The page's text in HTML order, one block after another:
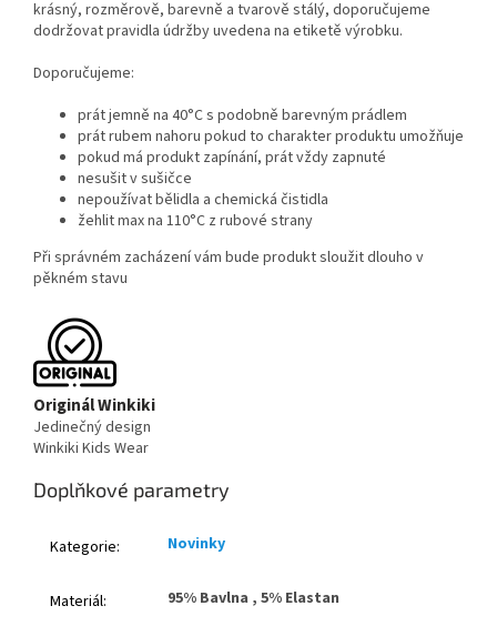
krásný, rozměrově, barevně a tvarově stálý, doporučujeme
dodržovat pravidla údržby uvedena na etiketě výrobku.
Doporučujeme:
prát jemně na 40°C s podobně barevným prádlem
prát rubem nahoru pokud to charakter produktu umožňuje
pokud má produkt zapínání, prát vždy zapnuté
nesušit v sušičce
nepoužívat bělidla a chemická čistidla
žehlit max na 110°C z rubové strany
Při správném zacházení vám bude produkt sloužit dlouho v
pěkném stavu
Originál Winkiki
Jedinečný design
Winkiki Kids Wear
Doplňkové parametry
Kategorie: Novinky
Materiál: 95% Bavlna , 5% Elastan